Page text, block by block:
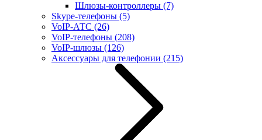
Шлюзы-контроллеры (7)
Skype-телефоны (5)
VoIP-АТС (26)
VoIP-телефоны (208)
VoIP-шлюзы (126)
Аксессуары для телефонии (215)